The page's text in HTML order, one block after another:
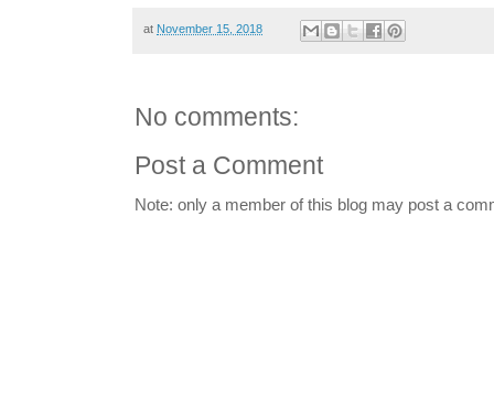
at November 15, 2018
No comments:
Post a Comment
Note: only a member of this blog may post a